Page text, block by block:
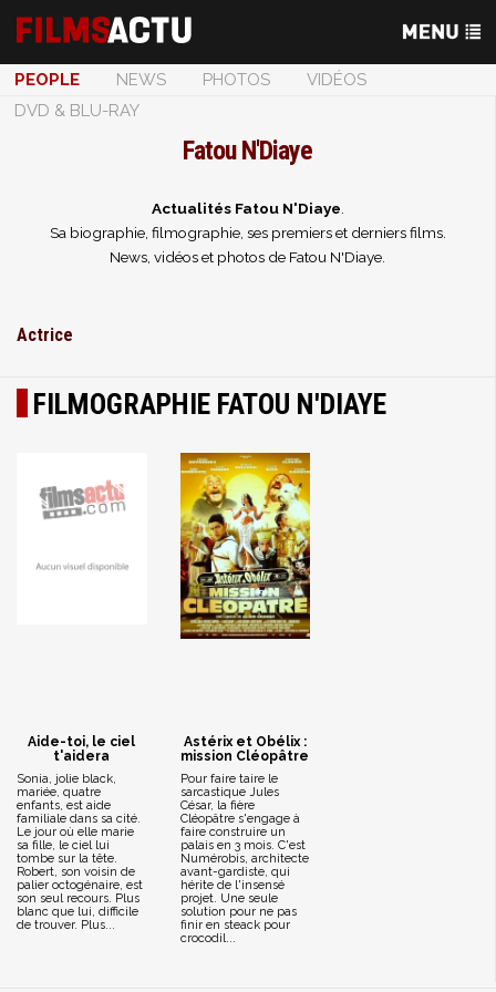
PEOPLE NEWS PHOTOS
VIDÉOS
DVD & BLU-RAY
Fatou N'Diaye
Actualités Fatou N'Diaye
Sa biographie, filmographie, ses premiers et derniers films.
News, vidéos et photos de Fatou N'Diaye.
Actrice
FILMOGRAPHIE FATOU N'DIAYE
Aide-toi, le ciel
t'aidera
Sonia, jolie black,
mariée, quatre
enfants, est aide
familiale dans sa cité.
Le jour où elle marie
sa fille, le ciel lui
tombe sur la tête.
Robert, son voisin de
palier octogénaire, est
son seul recours. Plus
blanc que lui, difficile
de trouver. Plus...
Astérix et Obélix :
mission Cléopâtre
Pour faire taire le
sarcastique Jules
César, la fière
Cléopâtre s'engage à
faire construire un
palais en 3 mois. C'est
Numérobis, architecte
avant-gardiste, qui
hérite de l'insensé
projet. Une seule
solution pour ne pas
finir en steack pour
crocodil...